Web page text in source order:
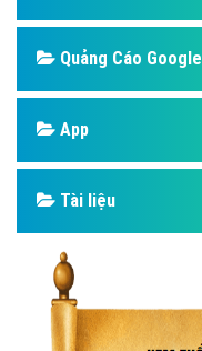
Quảng Cáo Google
App
Tài liệu